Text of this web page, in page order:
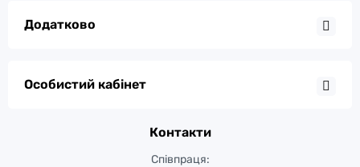
Додатково
Особистий кабінет
Контакти
Співпраця: